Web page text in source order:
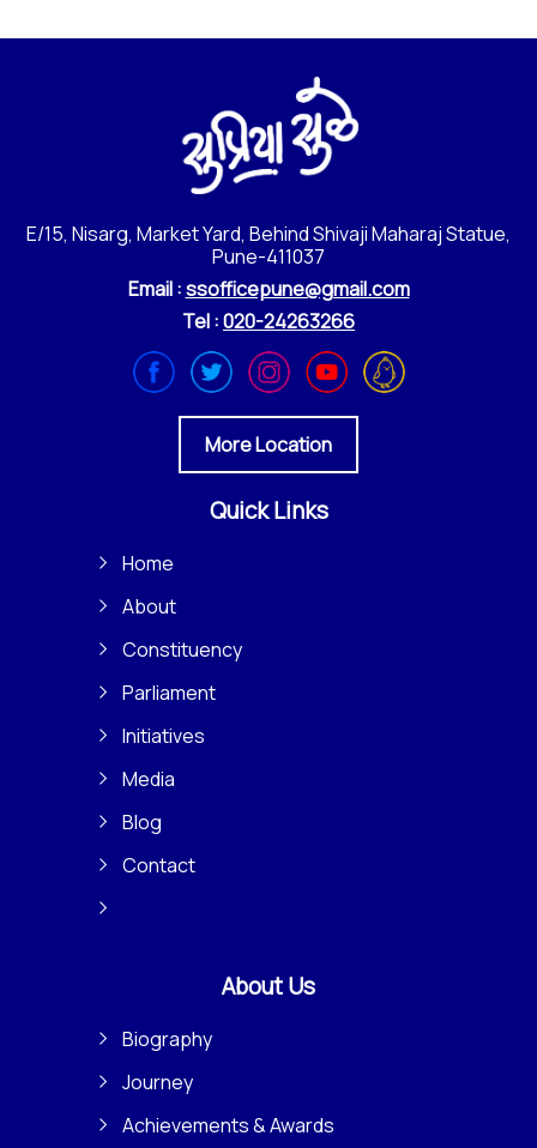
E/15, Nisarg, Market Yard, Behind Shivaji Maharaj Statue,
Pune-411037
Email :ssofficepune@gmail.com
Tel :020-24263266
More Location
Quick Links
Home
About
Constituency
Parliament
Initiatives
Media
Blog
Contact
About Us
Biography
Journey
Achievements & Awards